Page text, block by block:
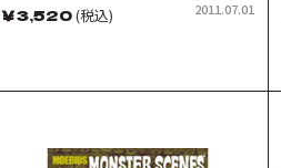
￥3,520(税込) 2011.07.01